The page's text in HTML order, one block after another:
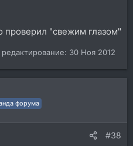
проверил "свежим глазом"
30 Ноя 2012
форума
#38